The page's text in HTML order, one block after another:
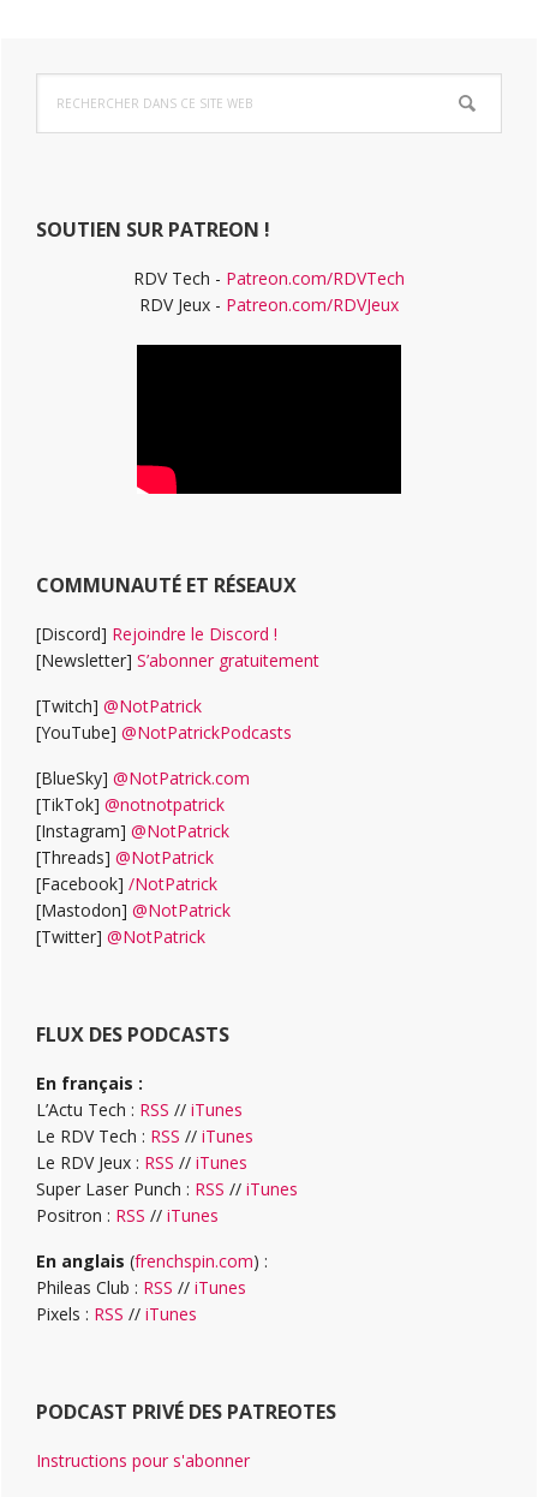
Barre
latérale
dans
ce
SOUTIEN SUR PATREON !
RDV Tech - Patreon.com/RDVTech
RDV Jeux - Patreon.com/RDVJeux
COMMUNAUTÉ ET RÉSEAUX
[Discord] Rejoindre le Discord !
[Newsletter] S’abonner gratuitement
[Twitch] @NotPatrick
[YouTube] @NotPatrickPodcasts
[BlueSky] @NotPatrick.com
[TikTok] @notnotpatrick
[Instagram] @NotPatrick
[Threads] @NotPatrick
[Facebook] /NotPatrick
[Mastodon] @NotPatrick
[Twitter] @NotPatrick
FLUX DES PODCASTS
En français :
L’Actu Tech : RSS // iTunes
Le RDV Tech : RSS // iTunes
Le RDV Jeux : RSS // iTunes
Super Laser Punch : RSS // iTunes
Positron : RSS // iTunes
En anglais (frenchspin.com) :
Phileas Club : RSS // iTunes
Pixels : RSS // iTunes
PODCAST PRIVÉ DES PATREOTES
Instructions pour s'abonner